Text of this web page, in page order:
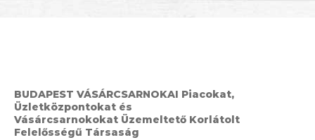
BUDAPEST VÁSÁRCSARNOKAI Piacokat,
Üzletközpontokat és
Vásárcsarnokokat Üzemeltető Korlátolt
Felelősségű Társaság